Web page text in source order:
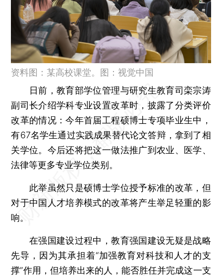
资料图：某高校课堂。图：视觉中国
日前，教育部学位管理与研究生教育司栾宗涛
副司长介绍学科专业设置改革时，披露了分类评价
改革的情况：今年首届工程硕博士专项毕业生中，
有67名学生通过实践成果替代论文答辩，拿到了相
关学位。今后还将把这一做法推广到农业、医学、
法律等更多专业学位类别。
此举虽然只是硕博士学位授予标准的改革，但
对于中国人才培养模式的改革将产生举足轻重的影
响。
在强国建设过程中，教育强国建设无疑是战略
先导，因为其承担着“加强教育对科技和人才的支
撑”作用，但培养出来的人，能否胜任并完成这一支